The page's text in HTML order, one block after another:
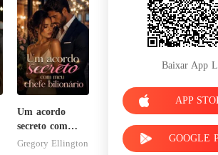
Um acordo
secreto com
meu chefe
Gregory Ellington
Baixar App
APP
GOOGLE